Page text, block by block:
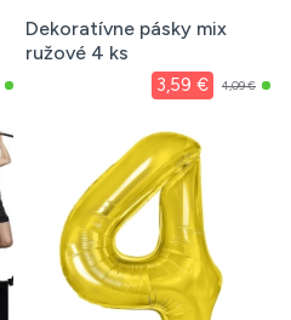
Dekoratívne pásky mix
ružové 4 ks
3,59 € 4,09 €